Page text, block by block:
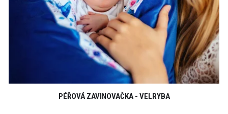
PÉŘOVÁ ZAVINOVAČKA - VELRYBA